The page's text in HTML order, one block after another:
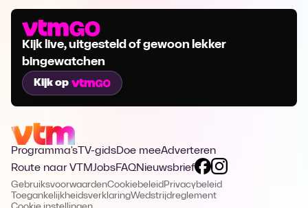
Kijk live, uitgesteld of gewoon lekker
bingewatchen
Kijk op
Programma's TV-gidsDoe meeAdverteren
Route naar VTMJobsFAQNieuwsbrief
GebruiksvoorwaardenCookiebeleid Privacybeleid
ToegankelijkheidsverklaringWedstrijdreglement